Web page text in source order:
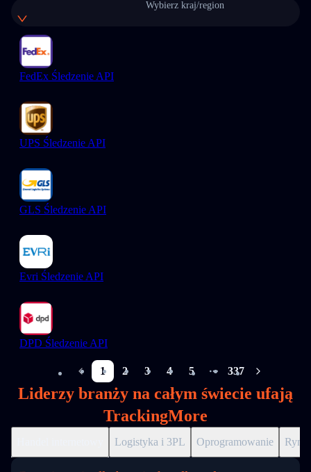
Wybierz kraj/region
FedEx Śledzenie API
UPS Śledzenie API
GLS Śledzenie API
Evri Śledzenie API
DPD Śledzenie API
1 2 3 4 5
More pages
337
Liderzy branży na całym świecie ufają
TrackingMore
Logistyka i 3PL Oprogramowanie